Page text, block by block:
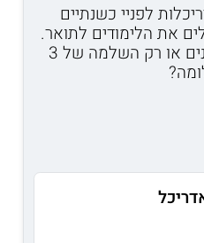
לפניי כשנתיים
את הלימודים לתואר.
האם אצטרך ללמוד 5 שנים או רק השלמה של 3